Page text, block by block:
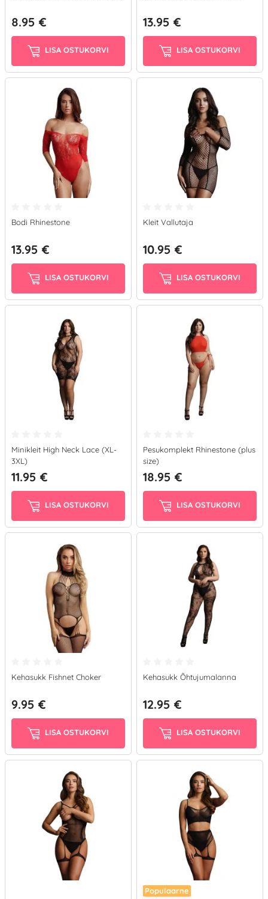
8.95 €
LISA OSTUKORVI
13.95 €
LISA OSTUKORVI
Bodi Rhinestone
13.95 €
LISA OSTUKORVI
Kleit Vallutaja
10.95 €
LISA OSTUKORVI
Minikleit High Neck Lace (XL-
3XL)
11.95 €
LISA OSTUKORVI
Pesukomplekt Rhinestone (plus
size)
18.95 €
LISA OSTUKORVI
Kehasukk Fishnet Choker
9.95 €
LISA OSTUKORVI
Kehasukk Õhtujumalanna
12.95 €
LISA OSTUKORVI
Populaarne